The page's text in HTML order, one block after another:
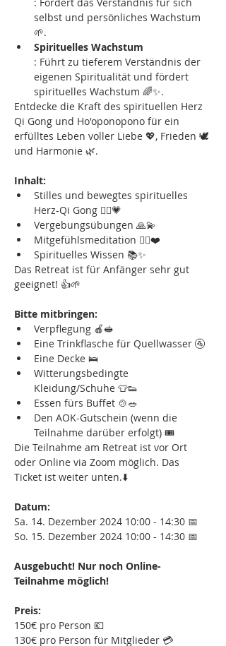
selbst und persönliches Wachstum
🌱.
Spirituelles Wachstum
: Führt zu tieferem Verständnis der
eigenen Spiritualität und fördert
spirituelles Wachstum 🌈✨.
Entdecke die Kraft des spirituellen Herz
Qi Gong und Ho'oponopono für ein
erfülltes Leben voller Liebe 💖, Frieden 🕊️
und Harmonie 🌿.
Inhalt:
Stilles und bewegtes spirituelles
Herz-Qi Gong 🧘‍♂️💗
Vergebungsübungen 🙏💫
Mitgefühlsmeditation 🧘‍♀️❤️
Spirituelles Wissen 📚✨
Das Retreat ist für Anfänger sehr gut
geeignet! 👍🌱
Bitte mitbringen:
Verpflegung 🍎🥪
Eine Trinkflasche für Quellwasser 🚰
Eine Decke 🛌
Witterungsbedingte
Kleidung/Schuhe 👕👟
Essen fürs Buffet 🍲🥗
Den AOK-Gutschein (wenn die
Teilnahme darüber erfolgt) 🎟️
Die Teilnahme am Retreat ist vor Ort
oder Online via Zoom möglich. Das
Ticket ist weiter unten.⬇️
Datum:
Sa. 14. Dezember 2024 10:00 - 14:30 📅
So. 15. Dezember 2024 10:00 - 14:30 📅
Ausgebucht! Nur noch Online-
Teilnahme möglich!
Preis:
150€ pro Person 💶
130€ pro Person für Mitglieder 💳